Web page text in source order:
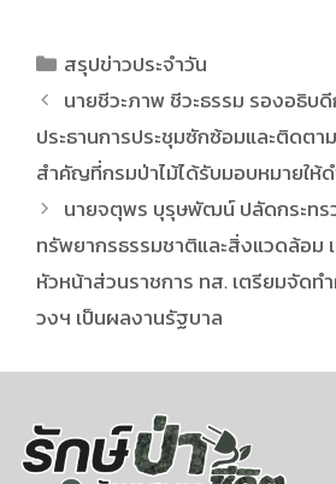
สรุปข่าวประจำวัน
นายชีวะภาพ ชีวะธรรม รองอธิบดี
ประธานการประชุมซักซ้อมและติดตา
สำคัญที่กรมป่าไม้ได้รับมอบหมายให้ด
นายจตุพร บุรุษพัฒน์ ปลัดกระทร
ทรัพยากรธรรมชาติและสิ่งแวดล้อม
หัวหน้าส่วนราชการ ทส. เตรียมจัดท
วงฯ เป็นผลงานรัฐบาล